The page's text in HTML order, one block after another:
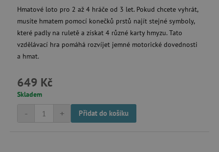
Hmatové loto pro 2 až 4 hráče od 3 let. Pokud chcete vyhrát,
musíte hmatem pomocí konečků prstů najít stejné symboly,
které padly na ruletě a získat 4 různé karty hmyzu. Tato
vzdělávací hra pomáhá rozvíjet jemné motorické dovednosti
a hmat.
649 Kč
Skladem
+
- Přidat do košíku